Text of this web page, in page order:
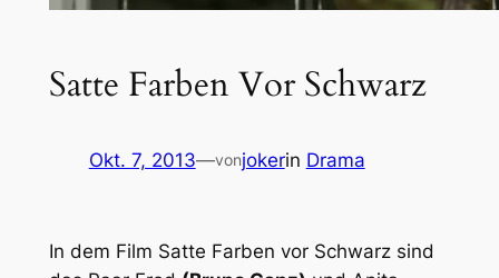
Satte Farben Vor Schwarz
Okt. 7, 2013—vonjokerin Drama
In dem Film Satte Farben vor Schwarz sind